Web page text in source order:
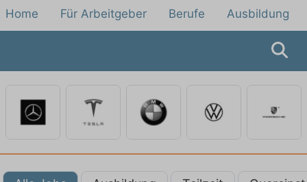
Home Für Arbeitgeber Berufe Ausbildung